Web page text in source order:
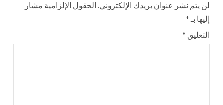
لن يتم نشر عنوان بريدك الإلكتروني. الحقول الإلزامية مشار
إليها بـ *
التعليق *